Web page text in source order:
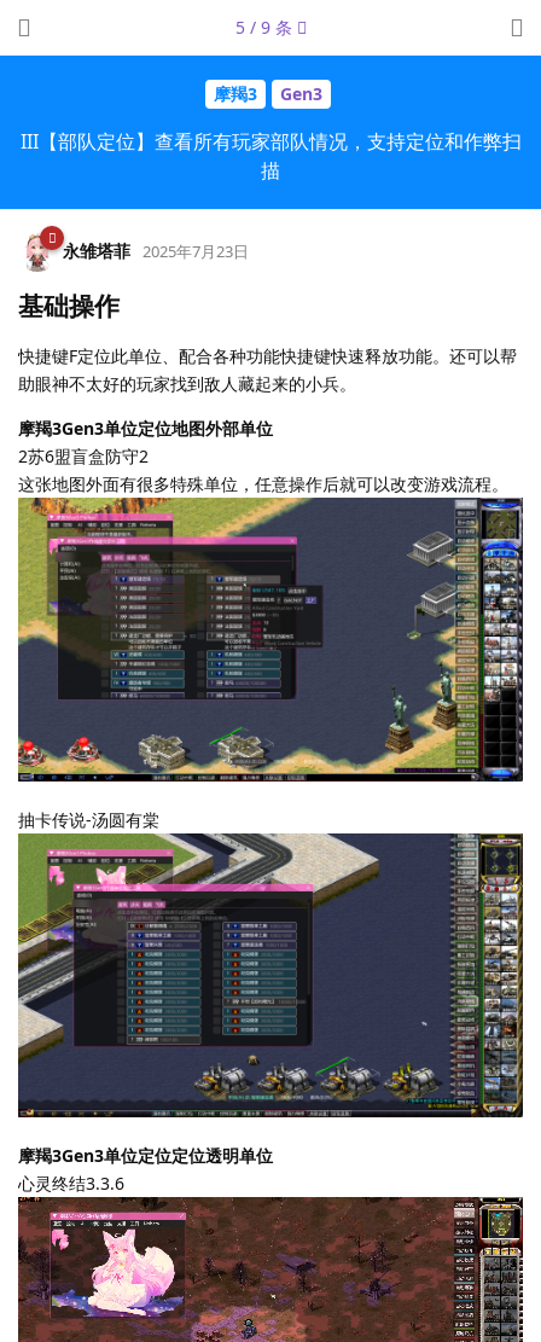
摩羯3 Gen3
III【部队定位】查看所有玩家部队情况，支持定位和作弊扫
描
5/ 9条
永雏塔菲 2025年7月23日
基础操作
快捷键F定位此单位、配合各种功能快捷键快速释放功能。还可以帮
助眼神不太好的玩家找到敌人藏起来的小兵。
摩羯3Gen3单位定位地图外部单位
2苏6盟盲盒防守2
这张地图外面有很多特殊单位，任意操作后就可以改变游戏流程。
抽卡传说-汤圆有棠
摩羯3Gen3单位定位定位透明单位
心灵终结3.3.6